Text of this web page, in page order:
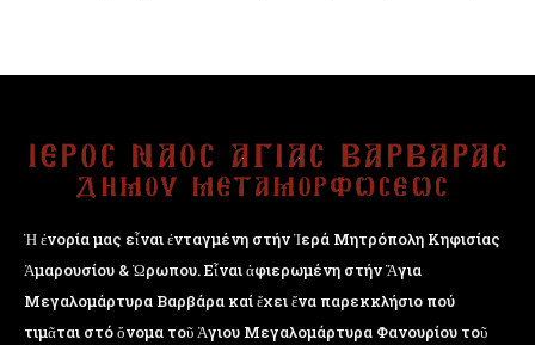
Ἡ ἐνορία μας εἶναι ἐνταγμένη στήν Ἱερά Μητρόπολη Κηφισίας
Ἁμαρουσίου & Ὠρωπου. Εἶναι ἀφιερωμένη στήν Ἅγια
Μεγαλομάρτυρα Βαρβάρα καί ἔχει ἕνα παρεκκλήσιο πού
τιμᾶται στό ὄνομα τοῦ Ἁγιου Μεγαλομάρτυρα Φανουρίου τοῦ